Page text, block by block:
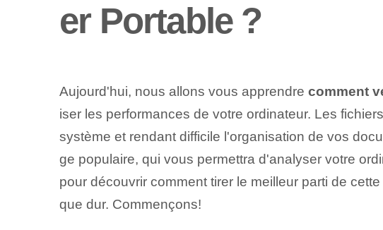
er Portable ?
Aujourd'hui, nous allons vous apprendre comment
iser les performances de votre ordinateur. Les
système et rendant difficile l'organisation de vos
ge populaire, qui vous permettra d'analyser votre
pour découvrir comment tirer le meilleur parti de
que dur. Commençons!